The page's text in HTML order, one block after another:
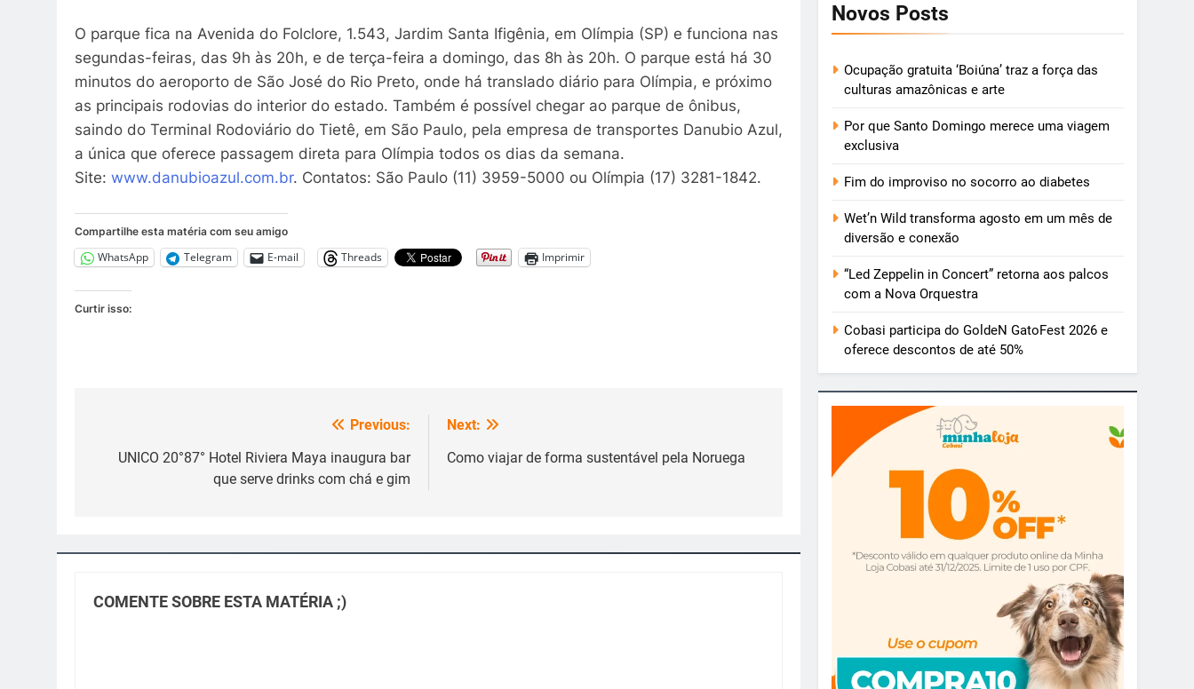
O parque fica na Avenida do Folclore, 1.543, Jardim Santa Ifigênia, em Olímpia (SP) e funciona nas
segundas-feiras, das 9h às 20h, e de terça-feira a domingo, das 8h às 20h. O parque está há 30
minutos do aeroporto de São José do Rio Preto, onde há translado diário para Olímpia, e próximo
as principais rodovias do interior do estado. Também é possível chegar ao parque de ônibus,
saindo do Terminal Rodoviário do Tietê, em São Paulo, pela empresa de transportes Danubio Azul,
a única que oferece passagem direta para Olímpia todos os dias da semana.
Site: www.danubioazul.com.br. Contatos: São Paulo (11) 3959-5000 ou Olímpia (17) 3281-1842.
Compartilhe esta matéria com seu amigo
WhatsApp Telegram E-mail Threads Imprimir
Curtir isso:
Previous:
UNICO 20°87° Hotel Riviera Maya inaugura bar
que serve drinks com chá e gim
Next:
Como viajar de forma sustentável pela Noruega
COMENTE SOBRE ESTA MATÉRIA ;)
Novos Posts
Ocupação gratuita ‘Boiúna’ traz a força das
culturas amazônicas e arte
Por que Santo Domingo merece uma viagem
exclusiva
Fim do improviso no socorro ao diabetes
Wet’n Wild transforma agosto em um mês de
diversão e conexão
“Led Zeppelin in Concert” retorna aos palcos
com a Nova Orquestra
Cobasi participa do GoldeN GatoFest 2026 e
oferece descontos de até 50%